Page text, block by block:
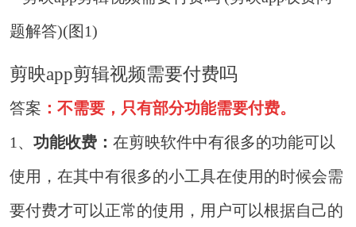
剪映app剪辑视频需要付费吗
答案 ：不需要，只有部分功能需要付费。
1、功能收费：在剪映软件中有很多的功能可以
使用，在其中有很多的小工具在使用的时候会需
要付费才可以正常的使用，用户可以根据自己的